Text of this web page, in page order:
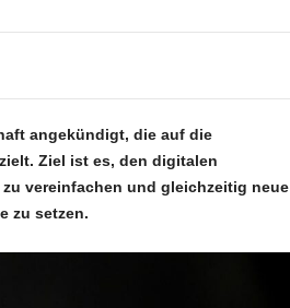
angekündigt, die auf die
Ziel ist es, den digitalen
vereinfachen und gleichzeitig neue
zu setzen.